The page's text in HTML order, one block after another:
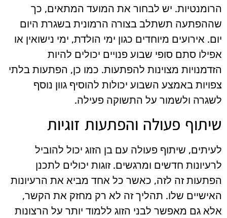
הרומנטיות. יש לבחור את המועד המתאים, כך
שההפתעה תשתלב בצורה הרמונית בשגרת היום
יום. אירועים מיוחדים כגון ימי הולדת, ימי נישואין או
אפילו סתם סופי שבוע פנויים יכולים להיות
הזדמנויות מצוינות להפתעות. כמו כן, הפתעות בלתי
צפויות באמצע השבוע יכולות להוסיף גוון נוסף
לשגרה ולשמור על התשוקה פעילה.
שיתוף פעולה והפתעות זוגיות
לעיתים, שיתוף פעולה עם בן הזוג יכול להוביל
לרעיונות חדשים ומרגשים. זוגות יכולים לתכנן
הפתעות זה לזה, כאשר כל אחד מביא את הרעיונות
האישיים שלו. תהליך זה לא רק מחזק את הקשר,
אלא גם מאפשר לבני הזוג ללמוד יותר על הרצונות